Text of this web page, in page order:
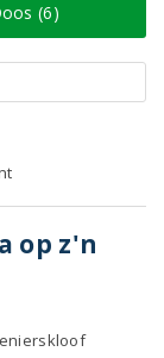
(6)
op z'n